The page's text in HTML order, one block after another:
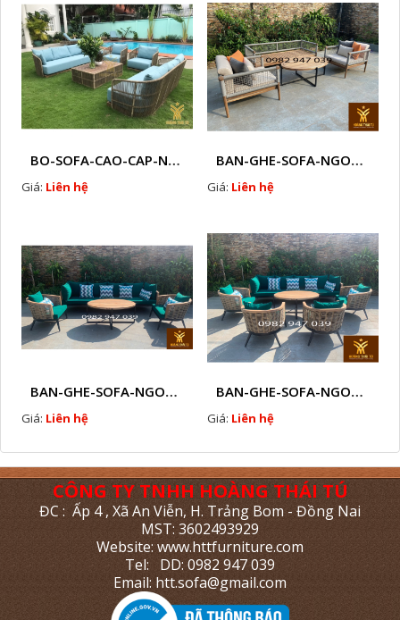
BO-SOFA-CAO-CAP-NHUA-GIA-MAY-HTT - S88
Giá: Liên hệ
BAN-GHE-SOFA-NGOAI-TROI-GIA-MAY-KN12
Giá: Liên hệ
BAN-GHE-SOFA-NGOAI-TROI-GIA-MAY-KN11
Giá: Liên hệ
BAN-GHE-SOFA-NGOAI-TROI-GIA-MAY-KN10
Giá: Liên hệ
CÔNG TY TNHH HOÀNG THÁI TÚ
ĐC : Ấp 4 , Xã An Viễn, H. Trảng Bom - Đồng Nai
MST: 3602493929
Website: www.httfurniture.com
Tel: DD: 0982 947 039
Email: htt.sofa@gmail.com